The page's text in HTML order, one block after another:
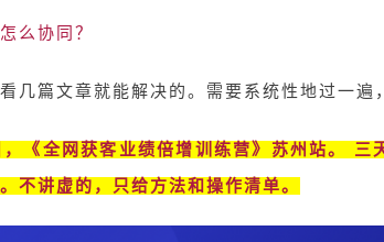
么协同？
几篇文章就能解决的。需要系统性地过一遍
《全网获客业绩倍增训练营》苏州站。 三
不讲虚的，只给方法和操作清单。